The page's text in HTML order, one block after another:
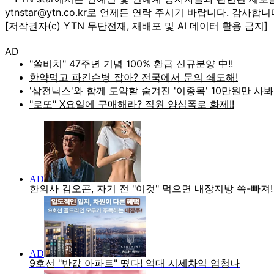
ytnstar@ytn.co.kr로 언제든 연락 주시기 바랍니다. 감사합니
[저작권자(c) YTN 무단전재, 재배포 및 AI 데이터 활용 금지]
AD